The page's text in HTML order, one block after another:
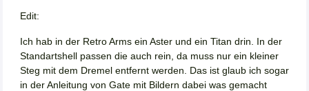
Edit:
Ich hab in der Retro Arms ein Aster und ein Titan drin. In der
Standartshell passen die auch rein, da muss nur ein kleiner
Steg mit dem Dremel entfernt werden. Das ist glaub ich sogar
in der Anleitung von Gate mit Bildern dabei was gemacht